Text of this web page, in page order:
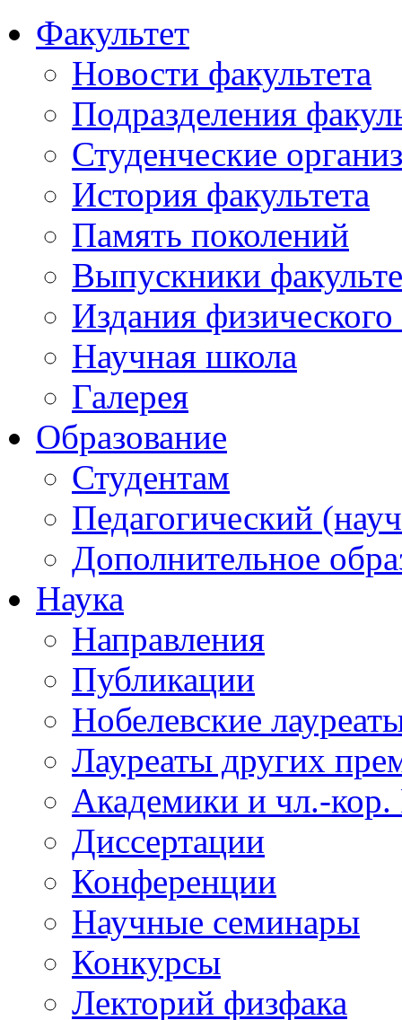
Факультет
Новости факультета
Подразделения
Студенческие
История факультета
Память поколений
Выпускники
Издания физического
Научная школа
Галерея
Образование
Студентам
Педагогический
Дополнительное
Наука
Направления
Публикации
Нобелевские
Лауреаты других
Академики и чл.-
Диссертации
Конференции
Научные семинары
Конкурсы
Лекторий физфака